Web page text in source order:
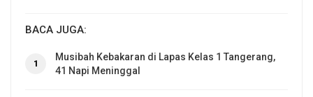
BACA JUGA:
1
Musibah Kebakaran di Lapas Kelas 1 Tangerang,
41 Napi Meninggal